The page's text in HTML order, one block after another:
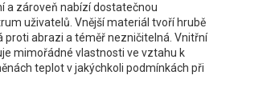
a zároveň nabízí dostatečnou
uživatelů. Vnější materiál tvoří hrubě
proti abrazi a téměř nezničitelná. Vnitřní
mimořádné vlastnosti ve vztahu k
teplot v jakýchkoli podmínkách při